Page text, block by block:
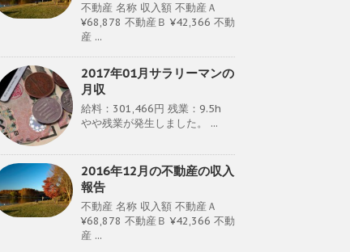
不動産 名称 収入額 不動産Ａ
¥68,878 不動産Ｂ ¥42,366 不動
産 ...
2017年01月サラリーマンの
月収
給料：301,466円 残業：9.5h
やや残業が発生しました。 ...
2016年12月の不動産の収入
報告
不動産 名称 収入額 不動産Ａ
¥68,878 不動産Ｂ ¥42,366 不動
産 ...